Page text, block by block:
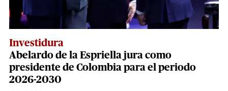
Investidura
Abelardo de la Espriella jura como
presidente de Colombia para el periodo
2026-2030